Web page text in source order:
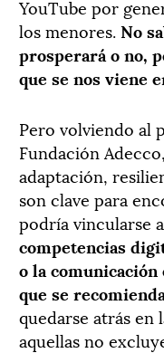
YouTube por
los menores.No
prosperará o no,
que se nos viene
Pero volviendo al
Fundación
adaptación,
son clave para
podría vincularse
competencias
o la
que se
quedarse atrás en
aquellas no